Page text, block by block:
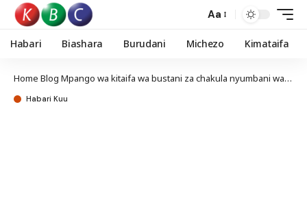
Aa
Habari Biashara Burudani Michezo Kimataifa
Home Blog Mpango wa kitaifa wa bustani za chakula nyumbani wazinduliwa Baringo
Habari Kuu